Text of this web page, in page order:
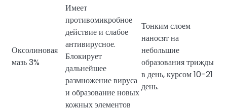
Оксолиновая
мазь 3%
Имеет
противомикробное
действие и слабое
антивирусное.
Блокирует
дальнейшее
размножение вируса
и образование новых
кожных элементов
Тонким слоем
наносят на
небольшие
образования трижды
в день, курсом 10-21
день.